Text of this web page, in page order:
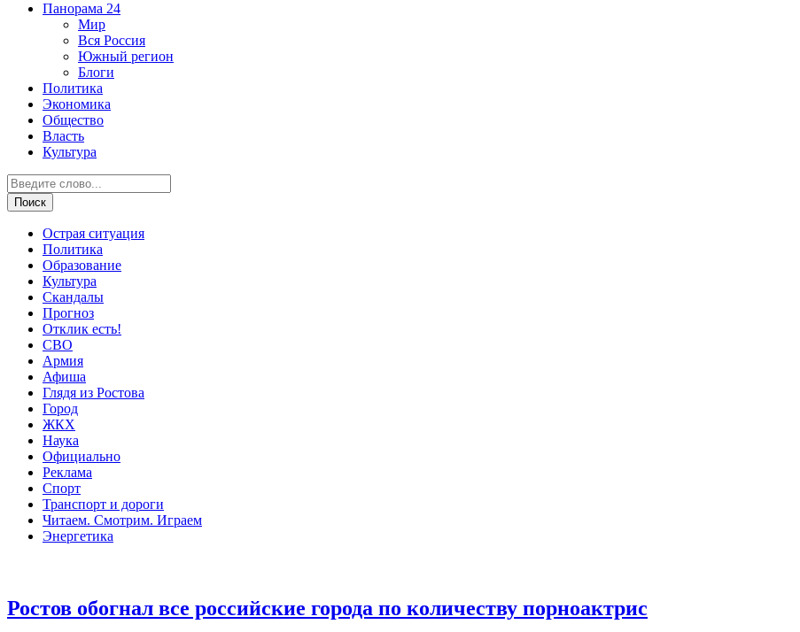
Панорама 24
Мир
Вся Россия
Южный регион
Блоги
Политика
Экономика
Общество
Власть
Культура
Острая ситуация
Политика
Образование
Культура
Скандалы
Прогноз
Отклик есть!
СВО
Армия
Афиша
Глядя из Ростова
Город
ЖКХ
Наука
Официально
Реклама
Спорт
Транспорт и дороги
Читаем. Смотрим. Играем
Энергетика
Ростов обогнал все российские города по количеству порноактрис